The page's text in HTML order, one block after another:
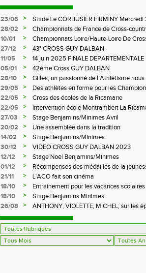
23/06 >
Stade Le CORBUSIER FIRMINY
28/02
>
Championnats de France de Cross-
10/01
>
Championnats Loire/Haute-Loire De
27/12
>
43° CROSS GUY DALBAN
11/05
>
14 juin 2025 FINALE
LE CHAMBON FEUGEROLLES
05/01 >
42ème Cross GUY DALBAN
28/10
>
Gilles, un passionné de l’Athlétisme
29/05
>
Des athlètes en forme pour les
22/05
>
Cross des écoles de la Ricamarie
22/05
>
Intervention école Montrambert La
27/03
>
Stage Benjamins/Minimes Avril
20/02
>
Une assemblée dans la tradition
14/02
>
Stage Benjamins/Minimes
30/12
>
VIDEO CROSS GUY DALBAN 2023
12/12
>
Stage Noël Benjamins/Minimes
01/12
>
Récompenses des médailles de la
21/11
>
L'ACO fait son cinéma
18/10
>
Entrainement pour les vacances scolaires
18/10
>
Stage Benjamins Minimes
26/08
>
ANTHONY, VIOLETTE, MICHEL, sur les